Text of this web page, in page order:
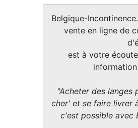
Belgique-
vente en ligne de
est à votre
"Acheter des langes
cher' et se faire livrer
c'est possible avec